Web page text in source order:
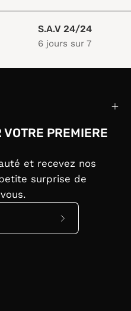
S.A.V 24/24
6 jours sur 7
PREMIERE
et recevez nos
surprise de
Abonnez-